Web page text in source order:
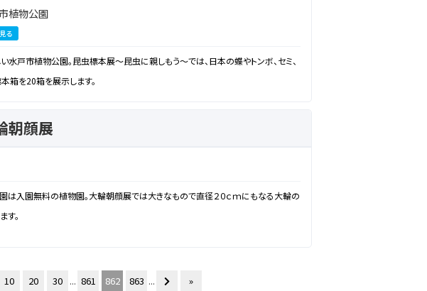
植物公園
見る
水戸市植物公園。昆虫標本展～昆虫に親しもう～では、日本の蝶やトンボ、セミ、
箱を20箱を展示します。
朝顔展
は入園無料の植物園。大輪朝顔展では大きなもので直径２０ｃｍにもなる大輪の
す。
10 20 30 ... 861 862 863 ... »